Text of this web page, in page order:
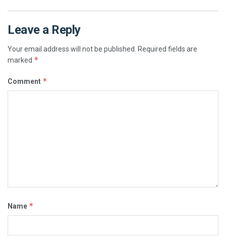
Leave a Reply
Your email address will not be published.
Required fields are
marked *
Comment *
Name *